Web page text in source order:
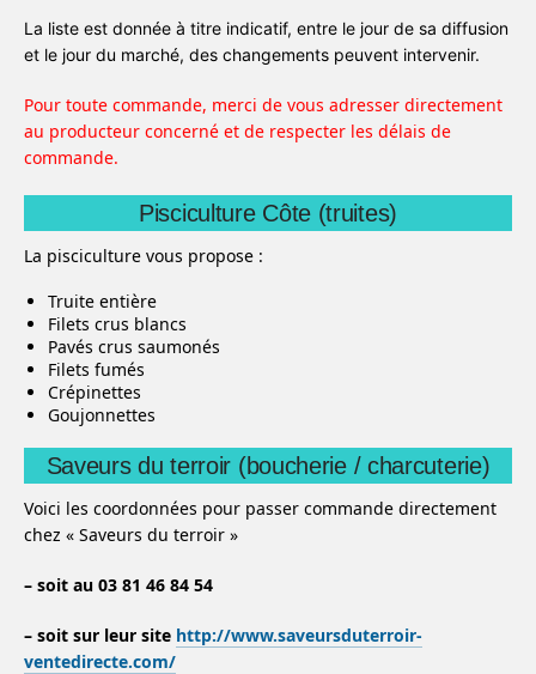
La liste est donnée à titre indicatif, entre le jour de sa diffusion
et le jour du marché, des changements peuvent intervenir.
Pour toute commande, merci de vous adresser directement
au producteur concerné et de respecter les délais de
commande.
Pisciculture Côte (truites)
La pisciculture vous propose :
Truite entière
Filets crus blancs
Pavés crus saumonés
Filets fumés
Crépinettes
Goujonnettes
Saveurs du terroir (boucherie / charcuterie)
Voici les coordonnées pour passer commande directement
chez « Saveurs du terroir »
– soit au 03 81 46 84 54
– soit sur leur site http://www.saveursduterroir-
ventedirecte.com/